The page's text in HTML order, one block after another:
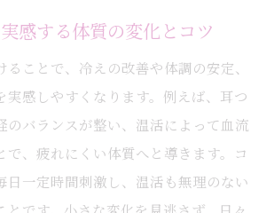
感する体質の変化とコツ
ことで、冷えの改善や体調の安定、
実感しやすくなります。例えば、耳つ
のバランスが整い、温活によって血流
で、疲れにくい体質へと導きます。コ
日一定時間刺激し、温活も無理のない